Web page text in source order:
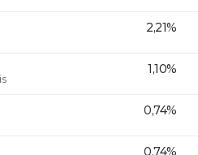
2,21%
1,10%
0,74%
0,74%